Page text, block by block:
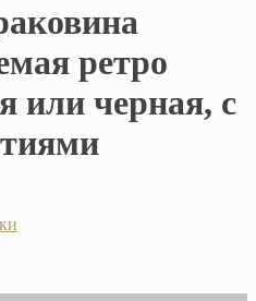
ретро
или черная, с